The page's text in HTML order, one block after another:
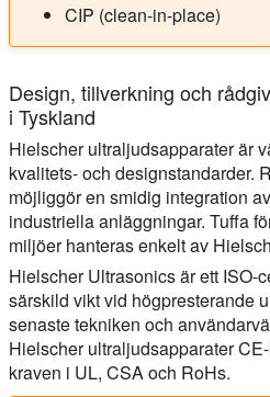
CIP (clean-in-place)
Design, tillverkning och
i Tyskland
Hielscher ultraljudsapparater är
kvalitets- och designstandarder.
möjliggör en smidig integration
industriella anläggningar. Tuffa
miljöer hanteras enkelt av
Hielscher Ultrasonics är ett ISO-
särskild vikt vid högpresterande
senaste tekniken och
Hielscher ultraljudsapparater
kraven i UL, CSA och RoHs.